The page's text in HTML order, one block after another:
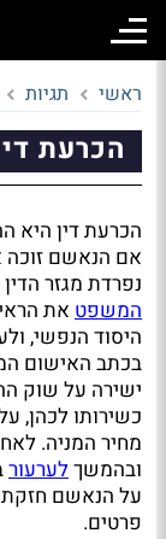
ראשי תגיות
הכרעת
הכרעת דין היא
אם הנאשם זוכה
נפרדת מגזר
המשפט את
היסוד הנפשי,
בכתב האישום
ישירה על שוק
כשירותו לכהן,
מחיר המניה.
ובהמשךלערעור
על הנאשם חזקת
פרטים.